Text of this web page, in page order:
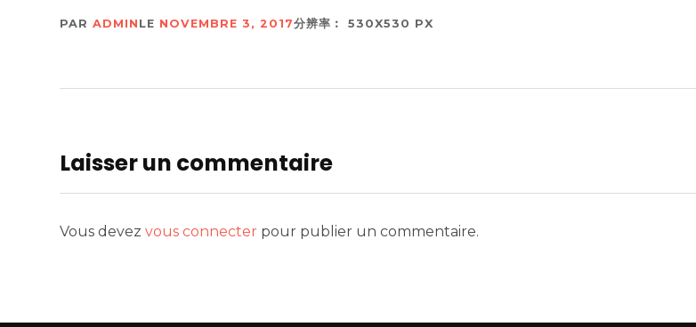
PARADMIN LE NOVEMBRE 3, 2017分辨率︰ 530X530 PX
Laisser un commentaire
Vous devezvous connecter pour publier un commentaire.